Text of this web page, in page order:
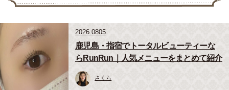
2026.0805
鹿児島・指宿でトータルビューティーな
らRunRun｜人気メニューをまとめて紹介
さくら